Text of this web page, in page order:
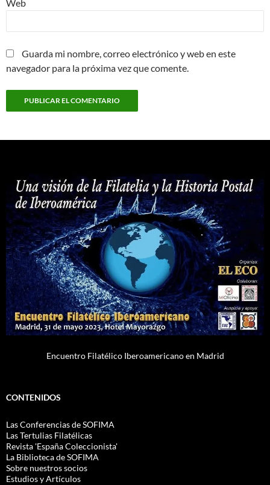
Web
Guarda mi nombre, correo electrónico y web en este
navegador para la próxima vez que comente.
Encuentro Filatélico Iberoamericano en Madrid
CONTENIDOS
Las Conferencias de SOFIMA
Las Tertulias Filatélicas
Revista 'España Coleccionista'
La Biblioteca de SOFIMA
Sobre nuestros socios
Estudios y Artículos